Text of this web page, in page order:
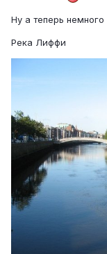
Ну а теперь
Река Лиффи